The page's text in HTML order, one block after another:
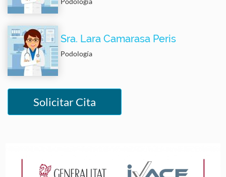
Sra. Lara Camarasa Peris
Podología
Solicitar Cita